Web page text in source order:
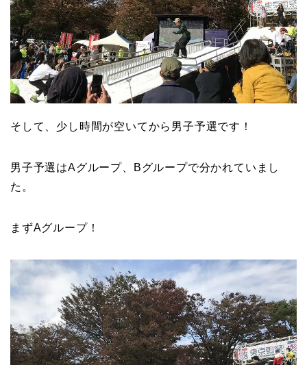
そして、少し時間が空いてから男子予選です！
男子予選はAグループ、Bグループで分かれていまし
た。
まずAグループ！